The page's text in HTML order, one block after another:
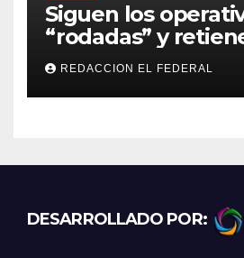
Siguen los
“rodadas” y
motocicletas
REDACCION EL FEDERAL
DESARROLLADO POR: